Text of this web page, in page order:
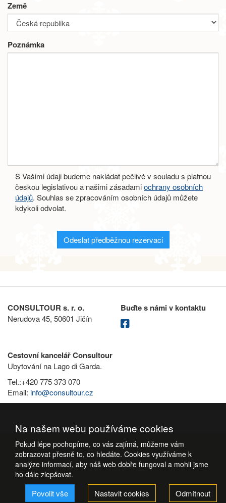
Země
Poznámka
S Vašimi údaji budeme nakládat pečlivě v souladu s platnou
českou legislativou a našimi zásadamiochrany osobních
údajů. Souhlas se zpracováním osobních údajů můžete
kdykoli odvolat.
Odeslat předběžnou rezervaci
CONSULTOUR s. r. o.
Nerudova 45, 50601 Jičín
Buďte s námi v kontaktu
Cestovní kancelář Consultour
Ubytování na Lago di Garda.
Tel.:+420 775 373 070
Email: info@consultour.cz
Na našem webu používáme cookies
Pokud lépe pochopíme, co vás zajímá, můžeme vám
zobrazovat přesně to, co hledáte. Cookies využíváme k
analýze informací, aby náš web dobře fungoval a mohli jsme
ho dále zlepšovat.
Povolit vše Nastavit cookies Odmítnout